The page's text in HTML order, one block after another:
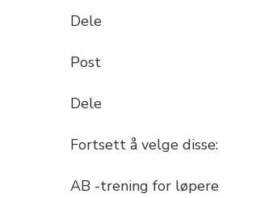
Dele
Post
Dele
Fortsett å velge disse:
AB -trening for løpere